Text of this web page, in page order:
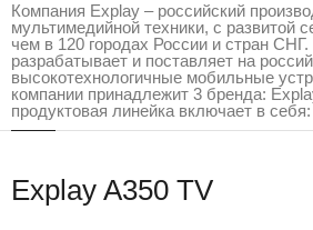
Компания Explay – российский
мультимедийной техники, с развитой
чем в 120 городах России и стран
разрабатывает и поставляет на
высокотехнологичные мобильные
компании принадлежит 3 бренда:
продуктовая линейка включает в себя:
Explay A350 TV